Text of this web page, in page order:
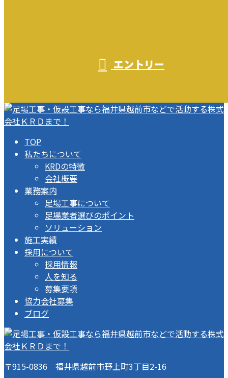
エントリー
TOP
私たちについて
KRDの特徴
会社概要
業務案内
足場工事について
足場業者選びのポイント
ソリューション
施工実績
採用について
採用情報
人を知る
募集要項
協力会社募集
ブログ
〒915-0836 福井県越前市野上町3丁目2-16